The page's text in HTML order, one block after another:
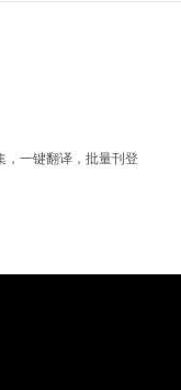
，一键翻译，批量刊登